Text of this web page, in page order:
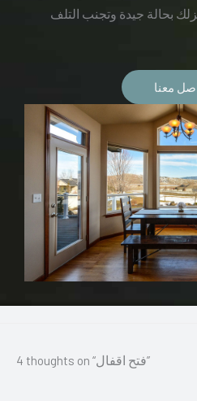
معنا
4 thoughts on “فتح اقفال”